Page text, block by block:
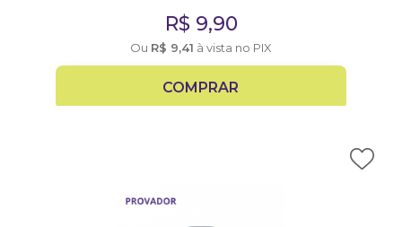
R$ 9,90
Ou R$ 9,41 à vista no PIX
COMPRAR